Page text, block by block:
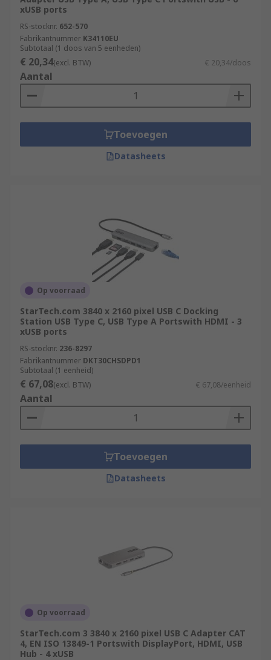
xUSB ports
RS-stocknr. 652-570
Fabrikantnummer K34110EU
Subtotaal (1 doos van 5 eenheden)
€ 20,34(excl. BTW) € 20,34/doos
Aantal
Toevoegen
Datasheets
Op voorraad
StarTech.com 3840 x 2160 pixel USB C Docking
Station USB Type C, USB Type A Portswith HDMI - 3
xUSB ports
RS-stocknr. 236-8297
Fabrikantnummer DKT30CHSDPD1
Subtotaal (1 eenheid)
€ 67,08(excl. BTW) € 67,08/eenheid
Aantal
Toevoegen
Datasheets
Op voorraad
StarTech.com 3 3840 x 2160 pixel USB C Adapter CAT
4, EN ISO 13849-1 Portswith DisplayPort, HDMI, USB
Hub - 4 xUSB